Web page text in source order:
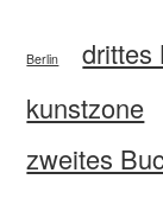
Berlin drittes
kunstzone
zweites